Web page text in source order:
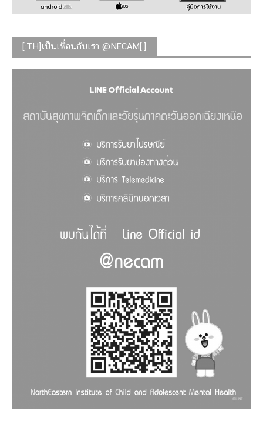
[:TH]เป็นเพื่อนกับเรา @NECAM[:]